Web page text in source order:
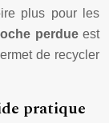
plus pour les
perdueest
de recycler
pratique